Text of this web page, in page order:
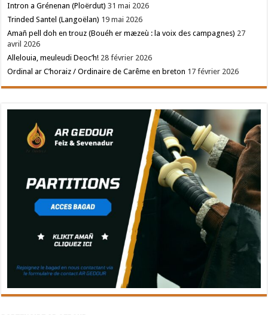
Intron a Grénenan (Ploërdut) 31 mai 2026
Trinded Santel (Langoëlan) 19 mai 2026
Amañ pell doh en trouz (Bouéh er mæzeù : la voix des campagnes) 27
avril 2026
Allelouia, meuleudi Deoc’h! 28 février 2026
Ordinal ar C’horaiz / Ordinaire de Carême en breton 17 février 2026